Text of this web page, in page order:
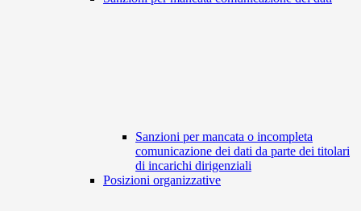
Sanzioni per mancata o incompleta
comunicazione dei dati da parte dei titolari
di incarichi dirigenziali
Posizioni organizzative